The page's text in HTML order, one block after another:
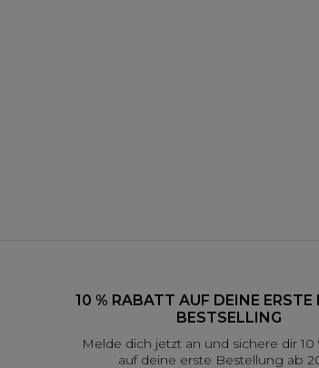
10 % RABATT AUF DEINE ERSTE
BESTSELLING
Melde dich jetzt an und sichere dir 10
auf deine erste Bestellung ab